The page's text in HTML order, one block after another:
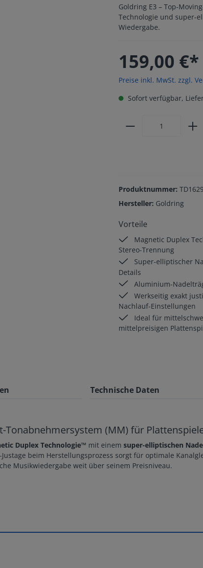
Goldring E3 – Top-
Technologie und super-
Wiedergabe.
159,00 €*
Preise inkl. MwSt. zzgl.
Sofort verfügbar,
Produktnummer:
Hersteller: Goldring
Vorteile
Magnetic Duplex
Stereo-Trennung
Super-elliptischer
Details
Aluminium-
Werkseitig exakt
Nachlauf-Einstellungen
Ideal für
mittelpreisigen
Technische Daten
(MM) für
Duplex Technologie™ mit einem super-elliptischen
beim Herstellungsprozess sorgt für optimale
Musikwiedergabe weit über seinem Preisniveau.